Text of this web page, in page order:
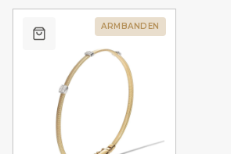
ARMBANDEN